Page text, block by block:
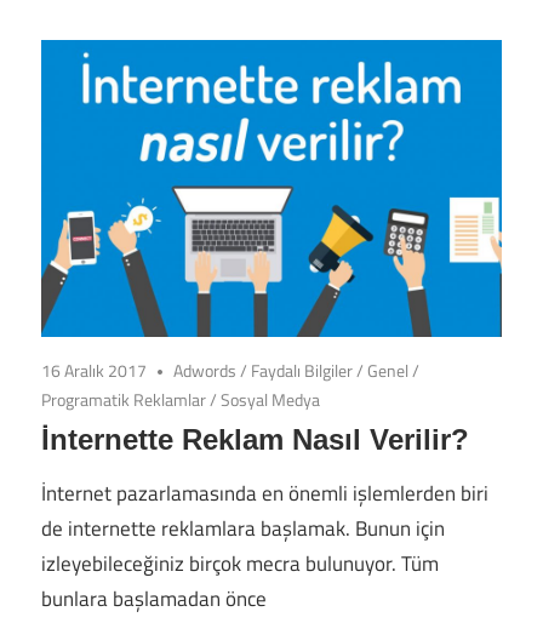
16 Aralık 2017 Adwords/ Faydalı Bilgiler/Genel/
Programatik Reklamlar/Sosyal Medya
İnternette Reklam Nasıl Verilir?
İnternet pazarlamasında en önemli işlemlerden biri
de internette reklamlara başlamak. Bunun için
izleyebileceğiniz birçok mecra bulunuyor. Tüm
bunlara başlamadan önce